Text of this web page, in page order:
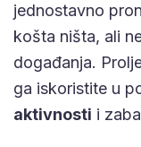
jednostavno
košta ništa, ali
događanja.
ga iskoristite u
aktivnosti i